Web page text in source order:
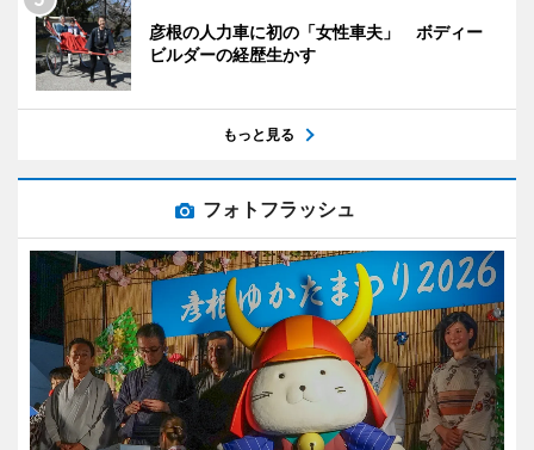
彦根の人力車に初の「女性車夫」 ボディー
ビルダーの経歴生かす
もっと見る
フォトフラッシュ